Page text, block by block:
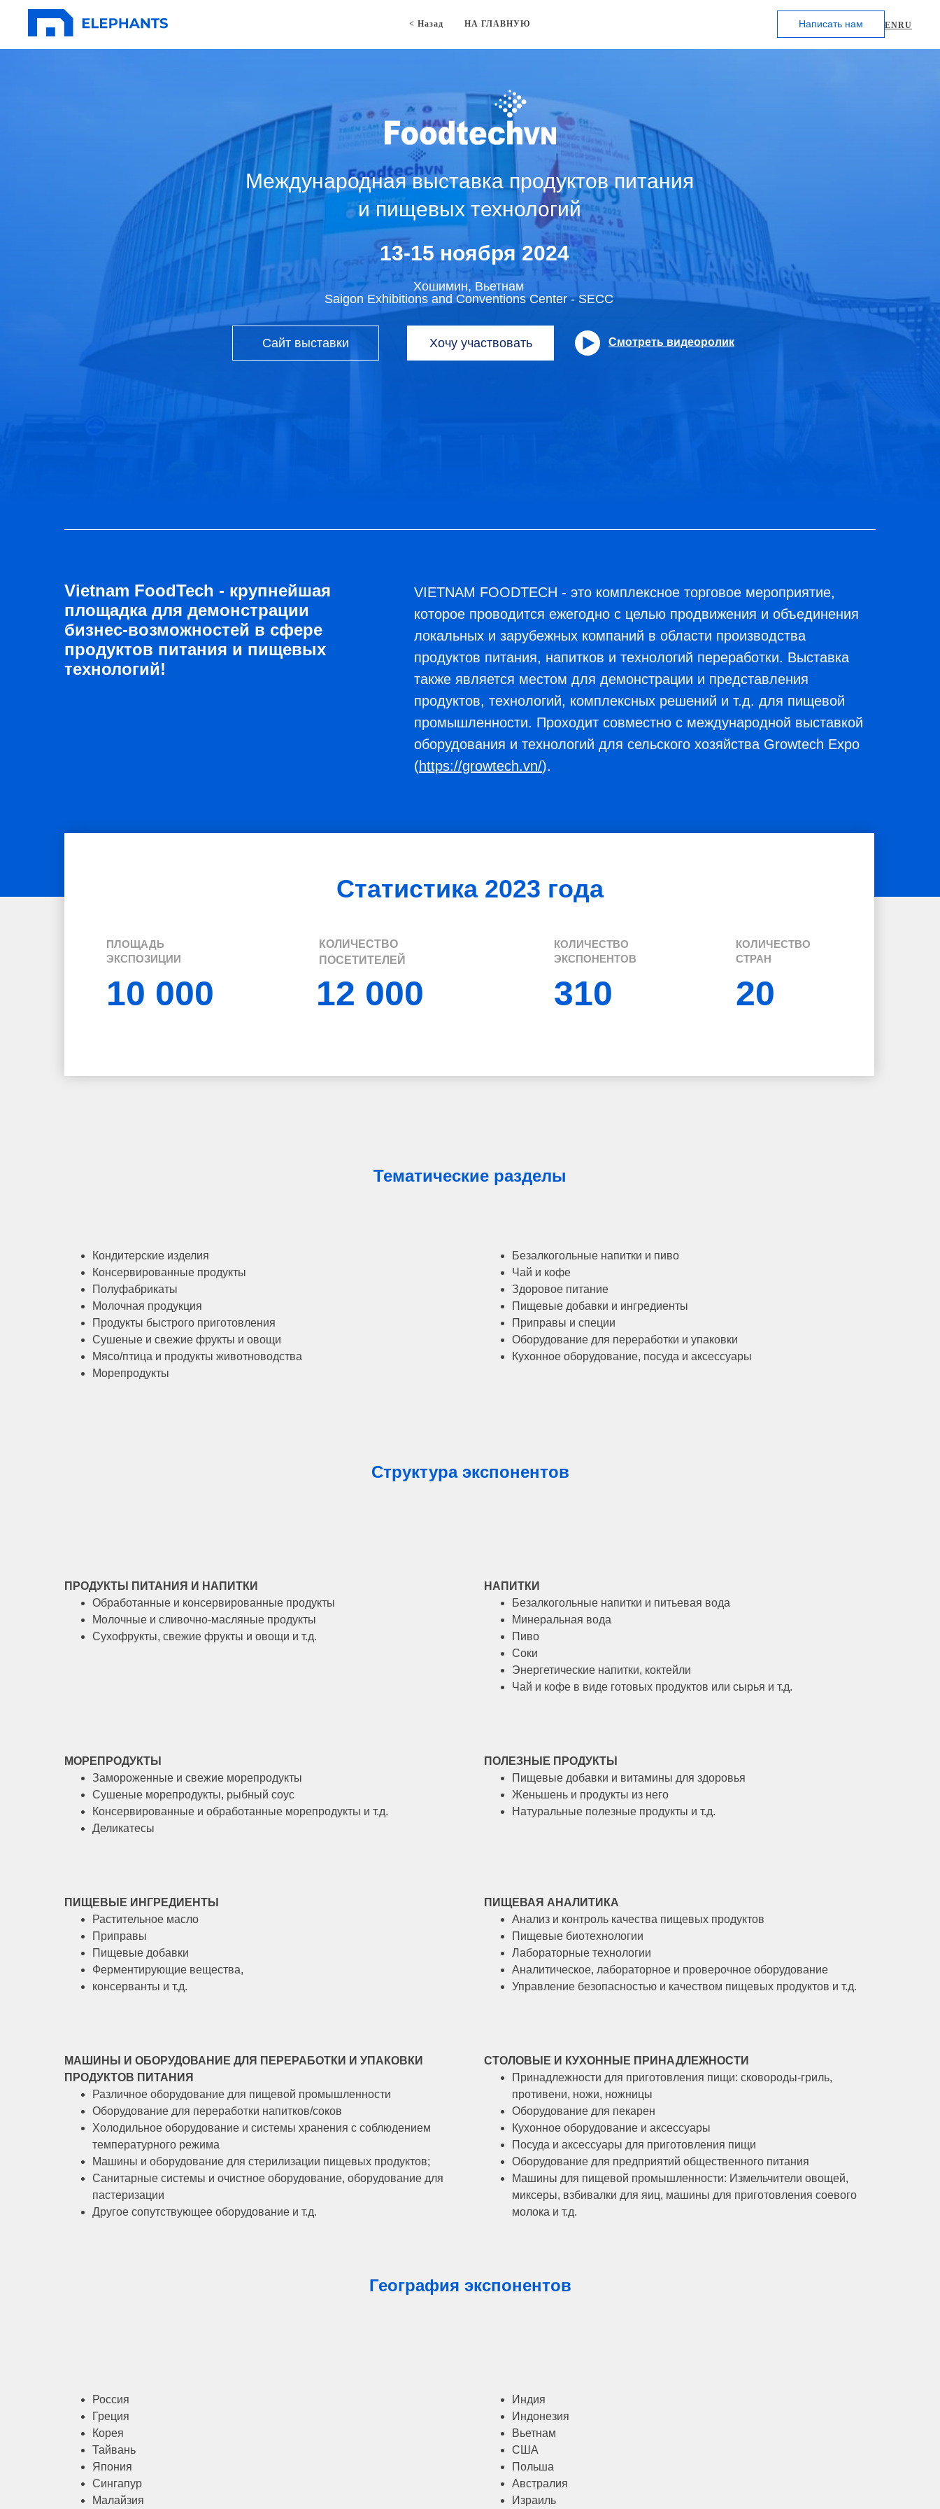
< Назад НА ГЛАВНУЮ Написать нам ENRU
Международная выставка продуктов питания
и пищевых технологий
13-15 ноября 2024
Хошимин, Вьетнам
Saigon Exhibitions and Conventions Center - SECC
Сайт выставки Хочу участвовать Смотреть видеоролик
Vietnam FoodTech - крупнейшая
площадка для демонстрации
бизнес-возможностей в сфере
продуктов питания и пищевых
технологий!
VIETNAM FOODTECH - это комплексное торговое мероприятие,
которое проводится ежегодно с целью продвижения и объединения
локальных и зарубежных компаний в области производства
продуктов питания, напитков и технологий переработки. Выставка
также является местом для демонстрации и представления
продуктов, технологий, комплексных решений и т.д. для пищевой
промышленности. Проходит совместно с международной выставкой
оборудования и технологий для сельского хозяйства Growtech Expo
(https://growtech.vn/).
ПЛОЩАДЬ
ЭКСПОЗИЦИИ
10 000
КОЛИЧЕСТВО
ПОСЕТИТЕЛЕЙ
КОЛИЧЕСТВО
ЭКСПОНЕНТОВ
12 000 310
Статистика 2023 года
КОЛИЧЕСТВО
СТРАН
20
Тематические разделы
Кондитерские изделия
Консервированные продукты
Полуфабрикаты
Молочная продукция
Продукты быстрого приготовления
Сушеные и свежие фрукты и овощи
Мясо/птица и продукты животноводства
Морепродукты
Безалкогольные напитки и пиво
Чай и кофе
Здоровое питание
Пищевые добавки и ингредиенты
Приправы и специи
Оборудование для переработки и упаковки
Кухонное оборудование, посуда и аксессуары
Структура экспонентов
ПРОДУКТЫ ПИТАНИЯ И НАПИТКИ
Обработанные и консервированные продукты
Молочные и сливочно-масляные продукты
Сухофрукты, свежие фрукты и овощи и т.д.
НАПИТКИ
Безалкогольные напитки и питьевая вода
Минеральная вода
Пиво
Соки
Энергетические напитки, коктейли
Чай и кофе в виде готовых продуктов или сырья и т.д.
МОРЕПРОДУКТЫ
Замороженные и свежие морепродукты
Сушеные морепродукты, рыбный соус
Консервированные и обработанные морепродукты и т.д.
Деликатесы
ПОЛЕЗНЫЕ ПРОДУКТЫ
Пищевые добавки и витамины для здоровья
Женьшень и продукты из него
Натуральные полезные продукты и т.д.
ПИЩЕВЫЕ ИНГРЕДИЕНТЫ
Растительное масло
Приправы
Пищевые добавки
Ферментирующие вещества,
консерванты и т.д.
ПИЩЕВАЯ АНАЛИТИКА
Анализ и контроль качества пищевых продуктов
Пищевые биотехнологии
Лабораторные технологии
Аналитическое, лабораторное и проверочное оборудование
Управление безопасностью и качеством пищевых продуктов и т.д.
МАШИНЫ И ОБОРУДОВАНИЕ ДЛЯ ПЕРЕРАБОТКИ И УПАКОВКИ
ПРОДУКТОВ ПИТАНИЯ
Различное оборудование для пищевой промышленности
Оборудование для переработки напитков/соков
Холодильное оборудование и системы хранения с соблюдением
температурного режима
Машины и оборудование для стерилизации пищевых продуктов;
Санитарные системы и очистное оборудование, оборудование для
пастеризации
Другое сопутствующее оборудование и т.д.
СТОЛОВЫЕ И КУХОННЫЕ ПРИНАДЛЕЖНОСТИ
Принадлежности для приготовления пищи: сковороды-гриль,
противени, ножи, ножницы
Оборудование для пекарен
Кухонное оборудование и аксессуары
Посуда и аксессуары для приготовления пищи
Оборудование для предприятий общественного питания
Машины для пищевой промышленности: Измельчители овощей,
миксеры, взбивалки для яиц, машины для приготовления соевого
молока и т.д.
География экспонентов
Россия
Греция
Корея
Тайвань
Япония
Сингапур
Малайзия
Индия
Индонезия
Вьетнам
США
Польша
Австралия
Израиль